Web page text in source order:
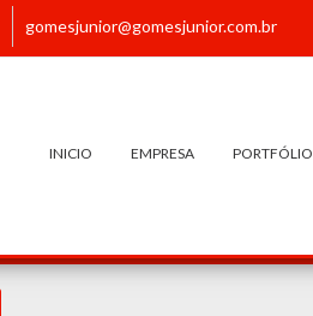
gomesjunior@gomesjunior.com.br
INICIO EMPRESA PORTFÓLIO